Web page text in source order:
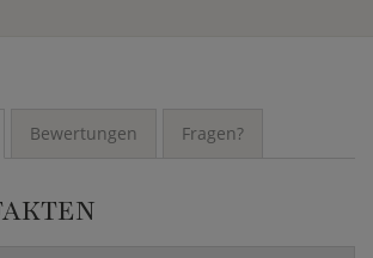
Bewertungen Fragen?